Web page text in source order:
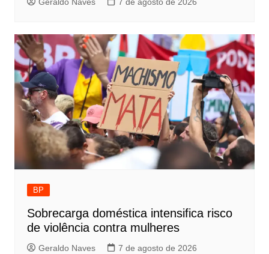
BP
Sobrecarga doméstica intensifica risco
de violência contra mulheres
Geraldo Naves 7 de agosto de 2026